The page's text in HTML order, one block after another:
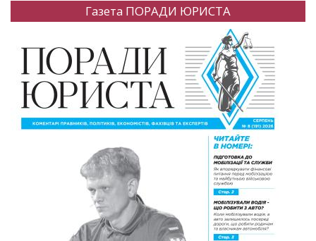
Газета ПОРАДИ ЮРИСТА